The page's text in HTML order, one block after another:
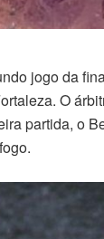
jogo da
O
partida, o